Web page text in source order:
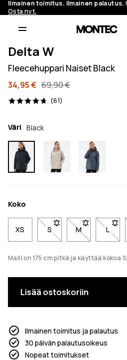
Ilmainen toimitus. Ilmainen palautus.
Osta nyt.
Delta W
Fleecehuppari Naiset Black
34,95 € 69,90 €
(61)
61 arvostelut, 4.7/5
Väri Black
Koko
XS S- Koko S ei ole
M- Koko M ei
L-
Malli on 175 cm pitkä ja käyttää kokoa S.
Lisää ostoskoriin
Ilmainen toimitus ja palautus
30 päivän palautusoikeus
Nopeat toimitukset